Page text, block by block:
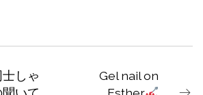
しゃ
Gel nail on